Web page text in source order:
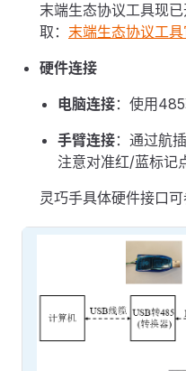
末端生态协议工具现
取： 末端生态协议工具
硬件连接
电脑连接：使用
手臂连接：通过航
注意对准红/蓝标记
灵巧手具体硬件接口可